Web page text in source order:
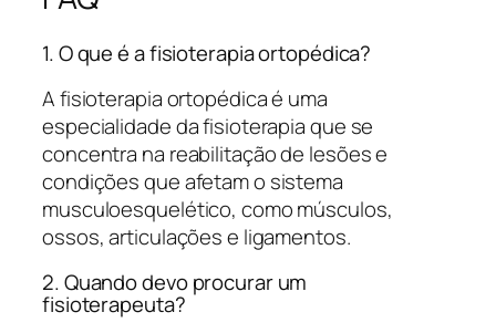
1. O que é a fisioterapia ortopédica?
A fisioterapia ortopédica é uma
especialidade da fisioterapia que se
concentra na reabilitação de lesões e
condições que afetam o sistema
musculoesquelético, como músculos,
ossos, articulações e ligamentos.
2. Quando devo procurar um
fisioterapeuta?